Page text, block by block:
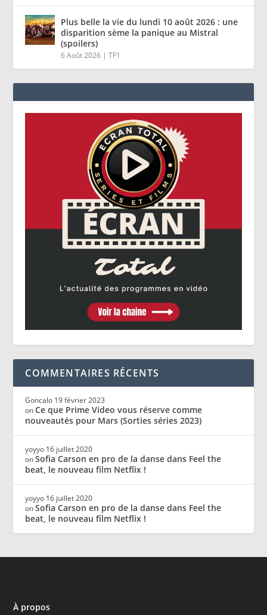
Plus belle la vie du lundi 10 août 2026 : une
disparition sème la panique au Mistral
(spoilers)
6 Août 2026 |TF1
COMMENTAIRES RÉCENTS
Goncalo 19 février 2023
onCe que Prime Video vous réserve comme
nouveautés pour Mars (Sorties séries 2023)
yoyyo 16 juillet 2020
onSofia Carson en pro de la danse dans Feel the
beat, le nouveau film Netflix !
yoyyo 16 juillet 2020
onSofia Carson en pro de la danse dans Feel the
beat, le nouveau film Netflix !
À propos